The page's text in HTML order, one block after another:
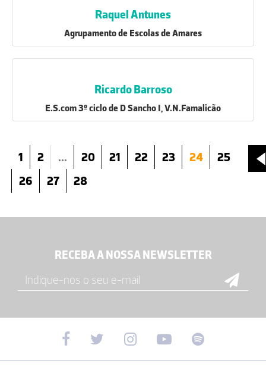
Raquel Antunes
Agrupamento de Escolas de Amares
Ricardo Barroso
E.S.com 3º ciclo de D Sancho I, V.N.Famalicão
1 2 ... 20 21 22 23 24
25
26
27 28
RECEBA A NOSSA NEWSLETTER